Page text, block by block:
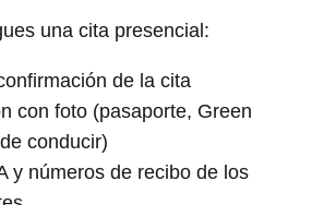
una cita presencial:
de la cita
con foto (pasaporte, Green
conducir)
y números de recibo de los